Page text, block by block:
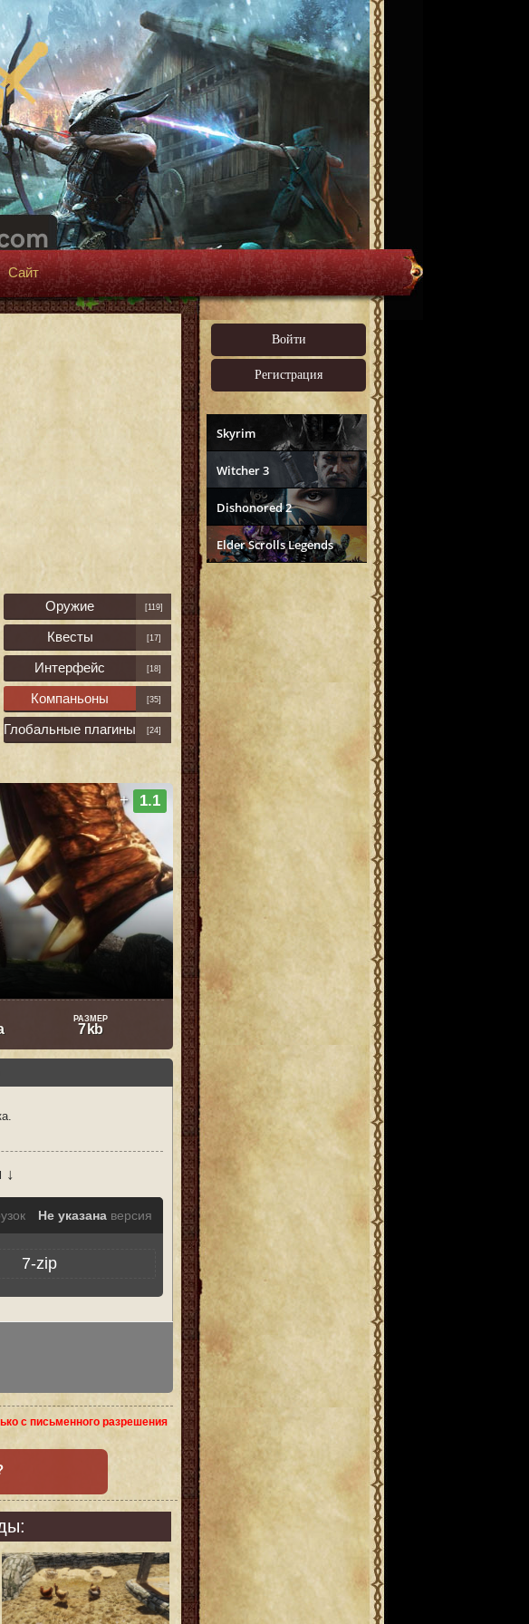
Сайт
Войти
Регистрация
Skyrim
Witcher 3
Dishonored 2
Elder Scrolls Legends
Оружие [119]
Квесты [17]
Интерфейс [18]
Компаньоны [35]
Глобальные плагины [24]
+ 1.1
РАЗМЕР
7 kb
↓
Не указана версия
7-zip
с письменного разрешения